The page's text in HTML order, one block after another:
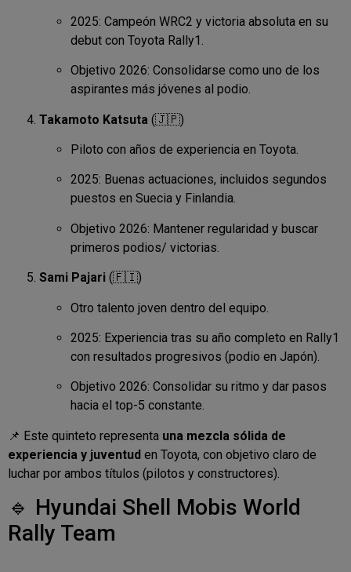
2025: Campeón WRC2 y victoria absoluta en su
debut con Toyota Rally1.
Objetivo 2026: Consolidarse como uno de los
aspirantes más jóvenes al podio.
Takamoto Katsuta (🇯🇵)
Piloto con años de experiencia en Toyota.
2025: Buenas actuaciones, incluidos segundos
puestos en Suecia y Finlandia.
Objetivo 2026: Mantener regularidad y buscar
primeros podios/ victorias.
Sami Pajari (🇫🇮)
Otro talento joven dentro del equipo.
2025: Experiencia tras su año completo en Rally1
con resultados progresivos (podio en Japón).
Objetivo 2026: Consolidar su ritmo y dar pasos
hacia el top-5 constante.
📌 Este quinteto representa una mezcla sólida de
experiencia y juventud en Toyota, con objetivo claro de
luchar por ambos títulos (pilotos y constructores).
🔹 Hyundai Shell Mobis World
Rally Team